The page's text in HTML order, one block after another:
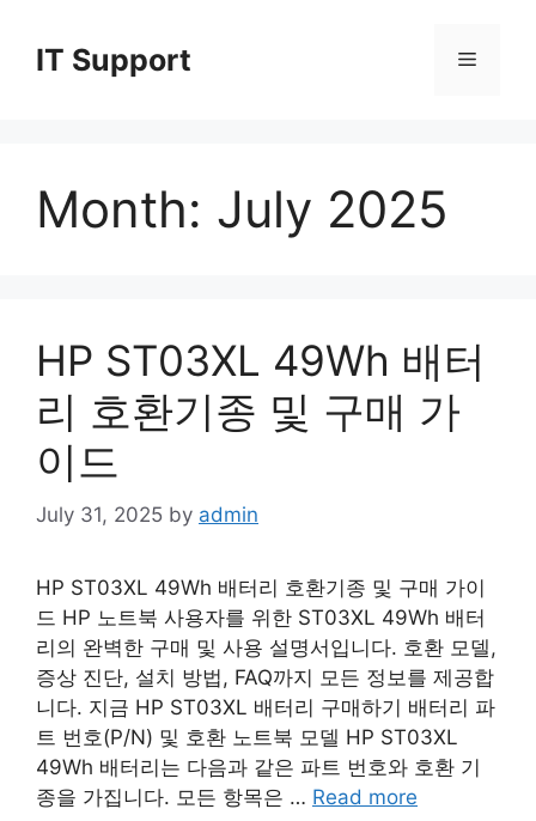
contentIT Support Menu
Month: July 2025
HP ST03XL 49Wh 배터
리 호환기종 및 구매 가
이드
July 31, 2025 by admin
HP ST03XL 49Wh 배터리 호환기종 및 구매 가이
드 HP 노트북 사용자를 위한 ST03XL 49Wh 배터
리의 완벽한 구매 및 사용 설명서입니다. 호환 모델,
증상 진단, 설치 방법, FAQ까지 모든 정보를 제공합
니다. 지금 HP ST03XL 배터리 구매하기 배터리 파
트 번호(P/N) 및 호환 노트북 모델 HP ST03XL
49Wh 배터리는 다음과 같은 파트 번호와 호환 기
종을 가집니다. 모든 항목은 … Read more